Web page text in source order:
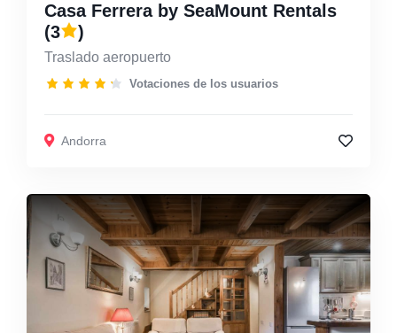
Casa Ferrera by SeaMount Rentals
(3
)
Traslado aeropuerto
Votaciones de los usuarios
Andorra